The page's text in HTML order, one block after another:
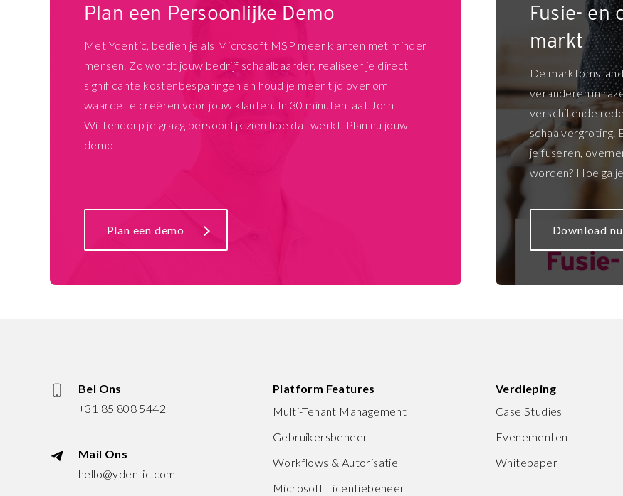
Fusie- en
markt
De
veranderen in
verschillende
schaalvergroting.
je fuseren,
worden? Hoe ga
Download nu
Plan een Persoonlijke Demo
Met Ydentic, bedien je als Microsoft MSP meer klanten met minder
mensen. Zo wordt jouw bedrijf schaalbaarder, realiseer je direct
significante kostenbesparingen en houd je meer tijd over om
waarde te creëren voor jouw klanten. In 30 minuten laat Jorn
Wittendorp je graag persoonlijk zien hoe dat werkt. Plan nu jouw
demo.
Plan een demo
Bel Ons
+31 85 808 5442
Mail Ons
hello@ydentic.com
Platform Features
Multi-Tenant Management
Gebruikersbeheer
Workflows & Autorisatie
Microsoft Licentiebeheer
Verdieping
Case Studies
Evenementen
Whitepaper